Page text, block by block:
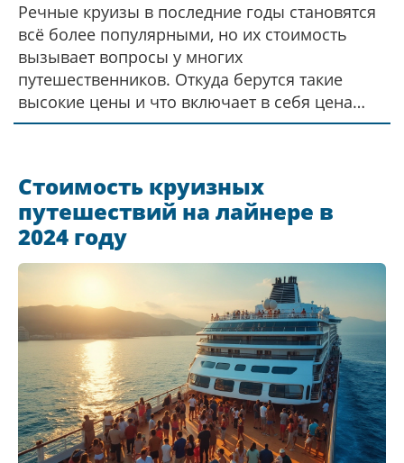
Речные круизы в последние годы становятся
всё более популярными, но их стоимость
вызывает вопросы у многих
путешественников. Откуда берутся такие
высокие цены и что включает в себя цена
круиза? В этой статье мы разбираем
путешественникам приходится платить. Также
мы посмотрим, как можно сэкономить,
выбирая маршруты и время путешествия.
Стоимость круизных
путешествий на лайнере в
2024 году